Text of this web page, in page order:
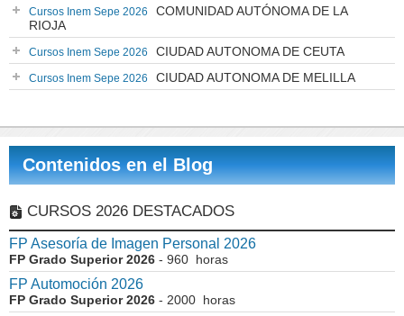
Cursos Inem Sepe 2026
COMUNIDAD AUTÓNOMA DE LA
RIOJA
Cursos Inem Sepe 2026 CIUDAD AUTONOMA DE CEUTA
Cursos Inem Sepe 2026 CIUDAD AUTONOMA DE MELILLA
Contenidos en el Blog
CURSOS 2026 DESTACADOS
FP Asesoría de Imagen Personal 2026
FP Grado Superior 2026 - 960 horas
FP Automoción 2026
FP Grado Superior 2026 - 2000 horas